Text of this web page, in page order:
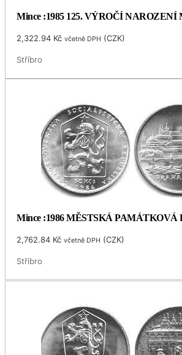
Mince :1985 125. VÝROČÍ
2,322.94 Kč včetně DPH (CZK)
Stříbro
Mince :1986 MĚSTSKÁ
2,762.84 Kč včetně DPH (CZK)
Stříbro